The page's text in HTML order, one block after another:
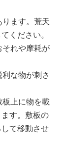
ます。荒天
ください。
れや摩耗が
な物が刺さ
上に物を載
す。敷板の
て移動させ